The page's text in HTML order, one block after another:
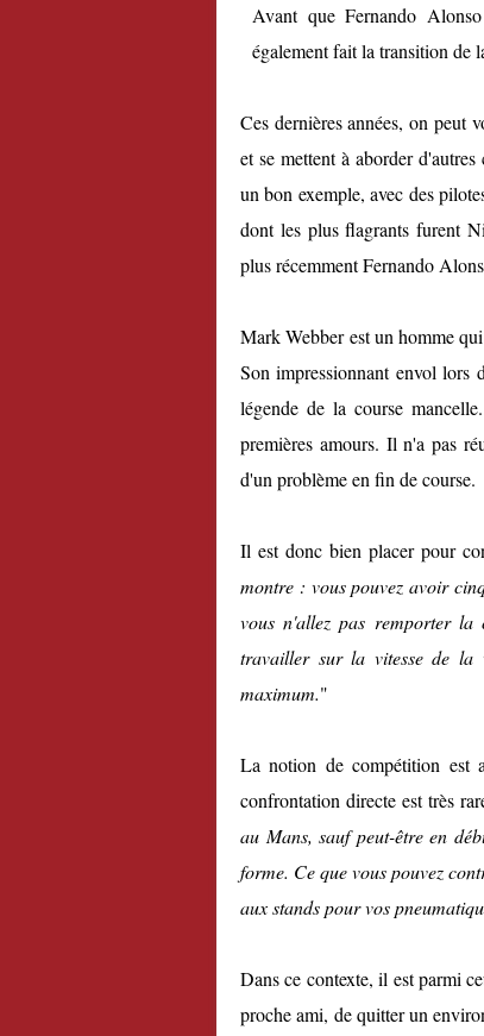
Avant que Fernando
également fait la transition de
Ces dernières années, on peut
et se mettent à aborder
un bon exemple, avec des
dont les plus flagrants furent
plus récemment Fernando
Mark Webber est un homme
Son impressionnant envol lors
légende de la course
premières amours. Il n'a pas
d'un problème en fin de course.
Il est donc bien placer pour
montre : vous pouvez avoir
vous n'allez pas remporter
travailler sur la vitesse de la
maximum."
La notion de compétition est
confrontation directe est très
au Mans, sauf peut-être en
forme. Ce que vous pouvez
aux stands pour vos
Dans ce contexte, il est parmi
proche ami, de quitter un